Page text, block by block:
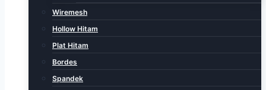
Wiremesh
Hollow Hitam
Plat Hitam
Bordes
Spandek